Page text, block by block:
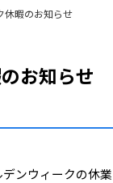
休暇のお知らせ
お知らせ
ンウィークの休業